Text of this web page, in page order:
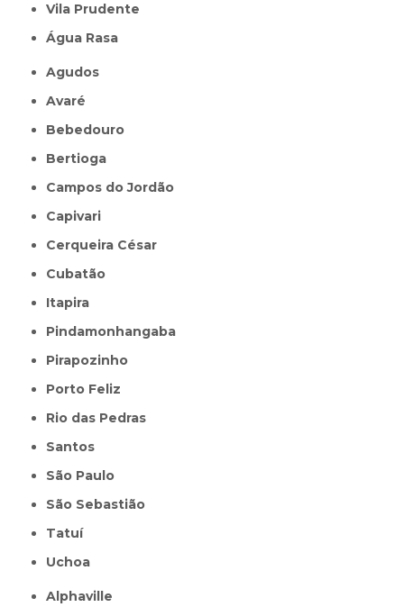
Vila Prudente
Água Rasa
Agudos
Avaré
Bebedouro
Bertioga
Campos do Jordão
Capivari
Cerqueira César
Cubatão
Itapira
Pindamonhangaba
Pirapozinho
Porto Feliz
Rio das Pedras
Santos
São Paulo
São Sebastião
Tatuí
Uchoa
Alphaville